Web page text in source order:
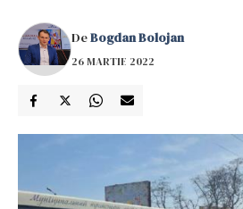
DeBogdan Bolojan
26 MARTIE 2022